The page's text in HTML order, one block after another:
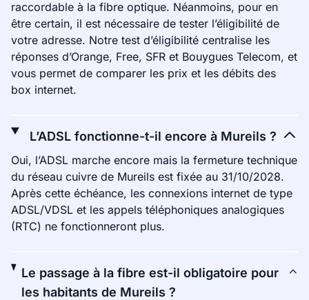
raccordable à la fibre optique. Néanmoins, pour en
être certain, il est nécessaire de tester l’éligibilité de
votre adresse. Notre test d’éligibilité centralise les
réponses d’Orange, Free, SFR et Bouygues Telecom, et
vous permet de comparer les prix et les débits des
box internet.
L’ADSL fonctionne-t-il encore à Mureils ?
Oui, l’ADSL marche encore mais la fermeture technique
du réseau cuivre de Mureils est fixée au 31/10/2028.
Après cette échéance, les connexions internet de type
ADSL/VDSL et les appels téléphoniques analogiques
(RTC) ne fonctionneront plus.
Le passage à la fibre est-il obligatoire pour
les habitants de Mureils ?